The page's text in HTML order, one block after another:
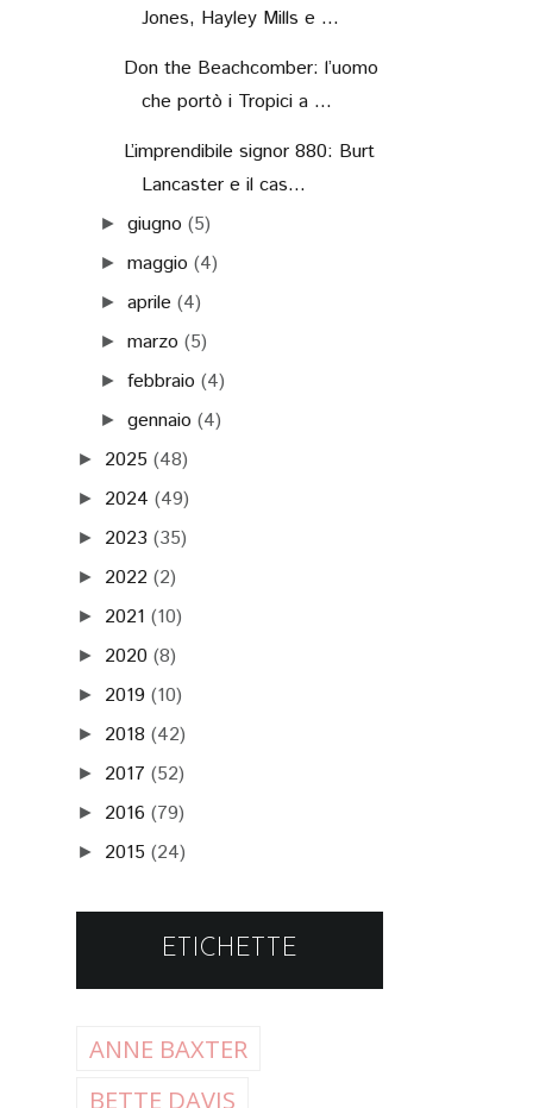
Jones, Hayley Mills e ...
Don the Beachcomber: l’uomo
che portò i Tropici a ...
L’imprendibile signor 880: Burt
Lancaster e il cas...
►giugno (5)
►maggio (4)
►aprile (4)
►marzo (5)
►febbraio (4)
►gennaio (4)
► 2025 (48)
► 2024 (49)
► 2023 (35)
► 2022 (2)
► 2021 (10)
► 2020 (8)
► 2019 (10)
► 2018 (42)
► 2017 (52)
► 2016 (79)
► 2015 (24)
ETICHETTE
ANNE BAXTER
BETTE DAVIS